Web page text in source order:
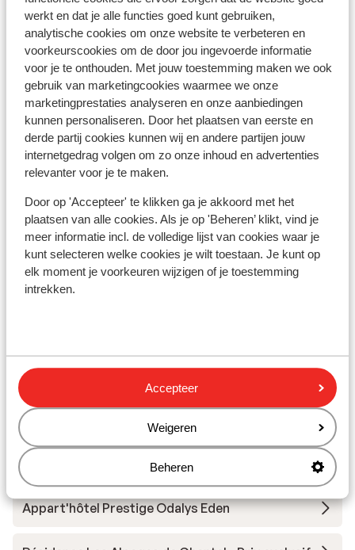
werkt en dat je alle functies goed kunt gebruiken,
analytische cookies om onze website te verbeteren en
voorkeurscookies om de door jou ingevoerde informatie
voor je te onthouden. Met jouw toestemming maken we ook
gebruik van marketingcookies waarmee we onze
marketingprestaties analyseren en onze aanbiedingen
kunnen personaliseren. Door het plaatsen van eerste en
derde partij cookies kunnen wij en andere partijen jouw
internetgedrag volgen om zo onze inhoud en advertenties
relevanter voor je te maken.
Door op 'Accepteer' te klikken ga je akkoord met het
plaatsen van alle cookies. Als je op 'Beheren’ klikt, vind je
meer informatie incl. de volledige lijst van cookies waar je
kunt selecteren welke cookies je wilt toestaan. Je kunt op
elk moment je voorkeuren wijzigen of je toestemming
intrekken.
Accepteer
Weigeren
Beheren
À proximité
Dans le centre
Directement sur les pistes
Distance jusqu'aux remontées mécaniques
environ 50 mètres
Forfait, cours et matériel de ski
Cours
Matériel
Hôtel Taj I Mah
Les Chalets des Deux Domaines
Résidence Maeva Home - Arc 1950 Le Village
Appart'hôtel Prestige Odalys Eden